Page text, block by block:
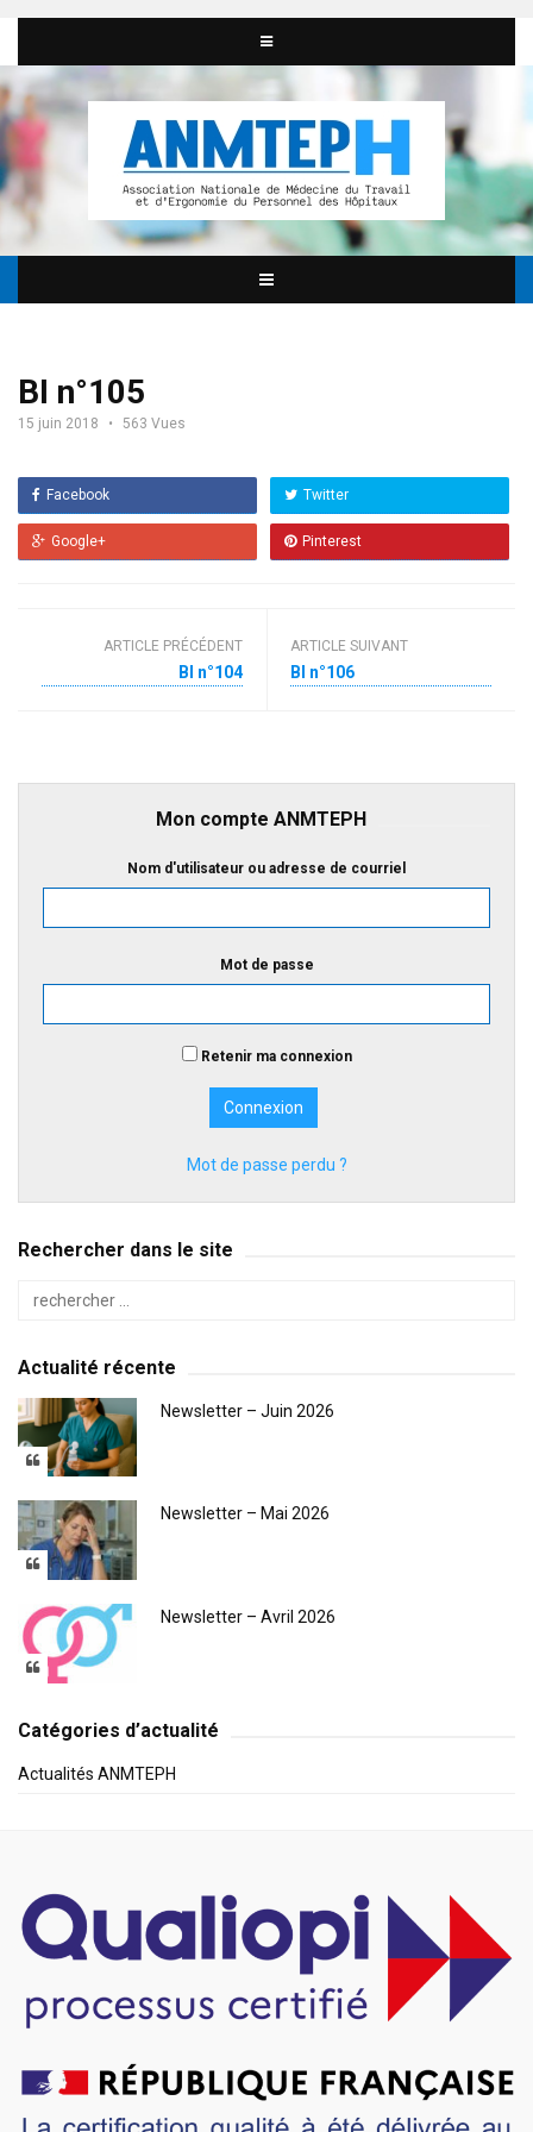
BI n°105
15 juin 2018 563 Vues
Facebook Twitter
Google+ Pinterest
ARTICLE PRÉCÉDENT
BI n°104
ARTICLE SUIVANT
BI n°106
Mon compte ANMTEPH
Nom d'utilisateur ou adresse de courriel
Mot de passe
Retenir ma connexion
Mot de passe perdu ?
Rechercher dans le site
Actualité récente
Newsletter – Juin 2026
Newsletter – Mai 2026
Newsletter – Avril 2026
Catégories d’actualité
Actualités ANMTEPH